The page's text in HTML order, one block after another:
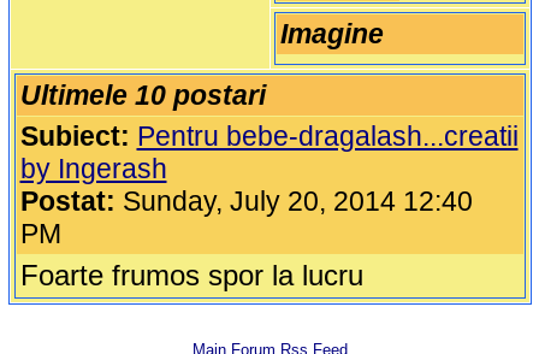
Imagine
Ultimele 10 postari
Subiect: Pentru bebe-dragalash...creatii
by Ingerash
Postat: Sunday, July 20, 2014 12:40
PM
Foarte frumos spor la lucru
Main Forum Rss Feed